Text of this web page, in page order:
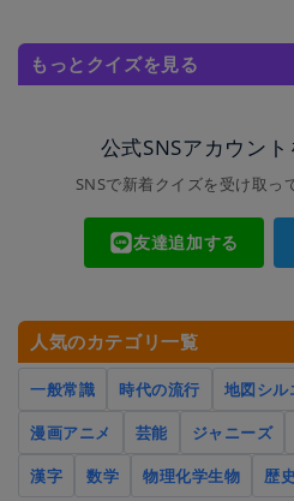
もっとクイズを見る
公式SNSアカウン
SNSで新着クイズを受け取っ
友達追加する
人気のカテゴリ一覧
一般常識 時代の流行 地図シル
漫画アニメ
芸能 ジャニーズ
漢字
数学 物理化学生物 歴史